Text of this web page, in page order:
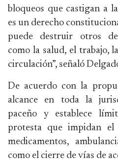
bloqueos que castigan a
es un derecho
puede destruir otros
como la salud, el trabajo,
circulación”, señaló
De acuerdo con la
alcance en toda la
paceño y establece
protesta que impidan el
medicamentos,
como el cierre de vías de